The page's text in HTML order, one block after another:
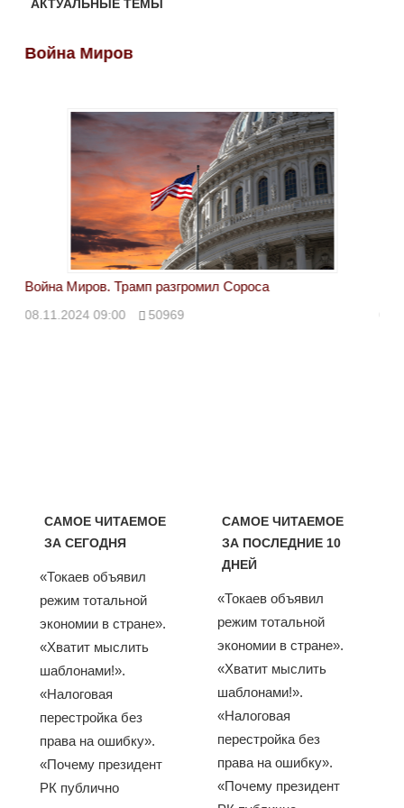
АКТУАЛЬНЫЕ ТЕМЫ
Война Миров
Война Миров. Трамп разгромил Сороса
08.11.2024 09:00 50969
САМОЕ ЧИТАЕМОЕ
ЗА СЕГОДНЯ
«Токаев объявил
режим тотальной
экономии в стране».
«Хватит мыслить
шаблонами!».
«Налоговая
перестройка без
права на ошибку».
«Почему президент
РК публично
САМОЕ ЧИТАЕМОЕ
ЗА ПОСЛЕДНИЕ 10
ДНЕЙ
«Токаев объявил
режим тотальной
экономии в стране».
«Хватит мыслить
шаблонами!».
«Налоговая
перестройка без
права на ошибку».
«Почему президент